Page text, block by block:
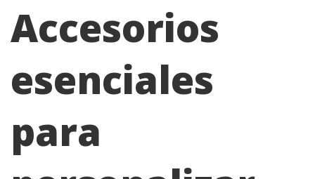
Accesorios
esenciales
para